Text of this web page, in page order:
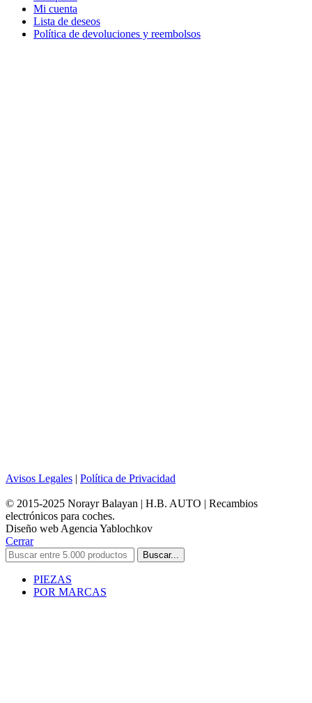
Mi cuenta
Lista de deseos
Política de devoluciones y reembolsos
Avisos Legales | Política de Privacidad
© 2015-2025 Norayr Balayan | H.B. AUTO | Recambios
electrónicos para coches.
Diseño web Agencia Yablochkov
Cerrar
Buscar...
PIEZAS
POR MARCAS